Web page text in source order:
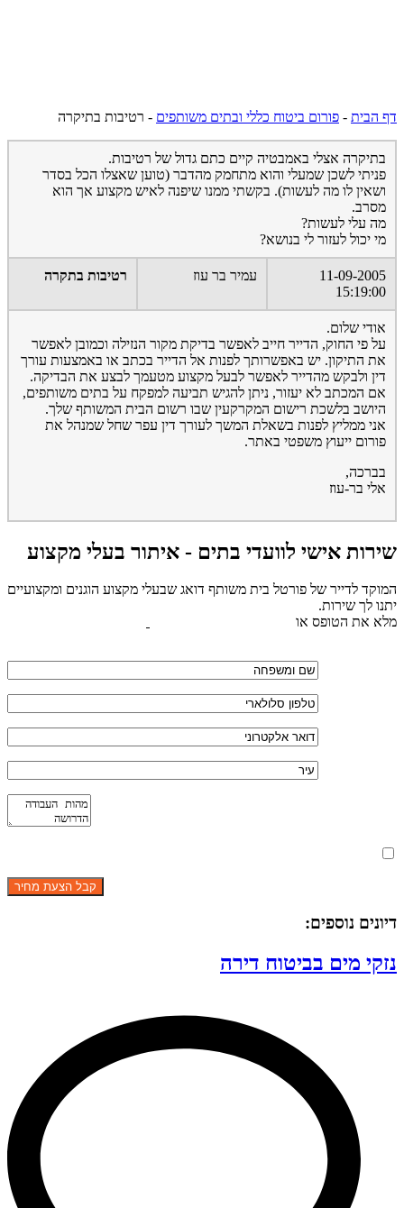
דף הבית - פורום ביטוח כללי ובתים משותפים - רטיבות בתיקרה
בתיקרה אצלי באמבטיה קיים כתם גדול של רטיבות.
פניתי לשכן שמעלי והוא מתחמק מהדבר (טוען שאצלו הכל בסדר
ושאין לו מה לעשות). בקשתי ממנו שיפנה לאיש מקצוע אך הוא
מסרב.
מה עלי לעשות?
מי יכול לעזור לי בנושא?
11-09-2005
15:19:00
עמיר בר עוז רטיבות בתקרה
אודי שלום.
על פי החוק, הדייר חייב לאפשר בדיקת מקור הנזילה וכמובן לאפשר
את התיקון. יש באפשרותך לפנות אל הדייר בכתב או באמצעות עורך
דין ולבקש מהדייר לאפשר לבעל מקצוע מטעמך לבצע את הבדיקה.
אם המכתב לא יעזור, ניתן להגיש תביעה למפקח על בתים משותפים,
היושב בלשכת רישום המקרקעין שבו רשום הבית המשותף שלך.
אני ממליץ לפנות בשאלת המשך לעורך דין עפר שחל שמנהל את
פורום ייעוץ משפטי באתר.
בברכה,
אלי בר-עוז
שירות אישי לוועדי בתים - איתור בעלי מקצוע
המוקד לדייר של פורטל בית משותף דואג שבעלי מקצוע הוגנים ומקצועיים
יתנו לך שירות.
מלא את הטופס או
דיונים נוספים:
נזקי מים בביטוח דירה